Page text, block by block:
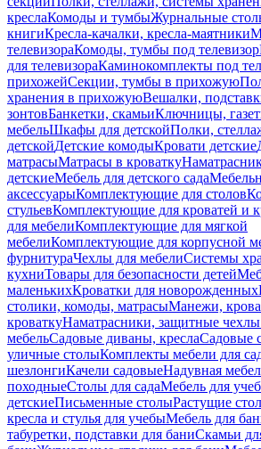
креслаКомоды и тумбыЖурнальные
книгиКресла-качалки, кресла-маятники
телевизораКомоды, тумбы под телевизор
для телевизораКаминокомплекты под
прихожейСекции, тумбы в прихожую
хранения в прихожуюВешалки,
зонтовБанкетки, скамьиКлючницы,
мебельШкафы для детскойПолки,
детскойДетские комодыКровати детские
матрасыМатрасы в кроватку
детскиеМебель для детского сада
аксессуарыКомплектующие для столов
стульевКомплектующие для кроватей и
для мебелиКомплектующие для мягкой
мебелиКомплектующие для корпусной
фурнитураЧехлы для мебелиСистемы
кухниТовары для безопасности детей
маленькихКроватки для новорожденных
столики, комоды, матрасыМанежи,
кроваткуНаматрасники, защитные чехлы
мебельСадовые диваны, креслаСадовые
уличные столыКомплекты мебели для
шезлонгиКачели садовыеНадувная
походныеСтолы для садаМебель для
детскиеПисьменные столыРастущие
кресла и стулья для учебыМебель для
табуретки, подставки для баниСкамьи